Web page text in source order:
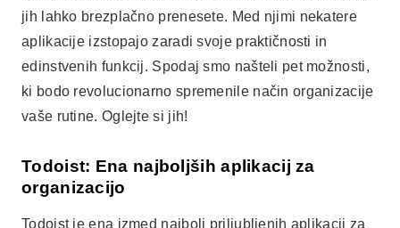
jih lahko brezplačno prenesete. Med njimi nekatere
aplikacije izstopajo zaradi svoje praktičnosti in
edinstvenih funkcij. Spodaj smo našteli pet možnosti,
ki bodo revolucionarno spremenile način organizacije
vaše rutine. Oglejte si jih!
Todoist: Ena najboljših aplikacij za
organizacijo
Todoist je ena izmed najbolj priljubljenih aplikacij za